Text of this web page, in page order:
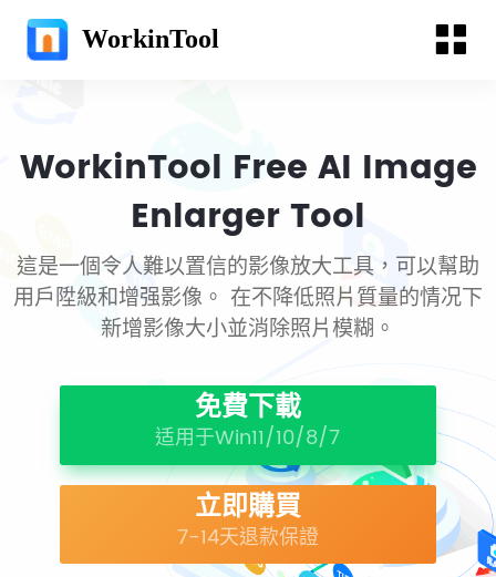
WorkinTool
WorkinTool Free AI Image
Enlarger Tool
這是一個令人難以置信的影像放大工具，可以幫助
用戶陞級和增强影像。 在不降低照片質量的情况下
新增影像大小並消除照片模糊。
免費下載
适用于Win11/10/8/7
立即購買
7-14天退款保證